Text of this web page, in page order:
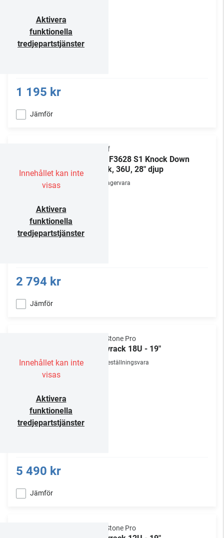
Aktivera
funktionella
tredjepartstjänster
1 195 kr
Jämför
Innehållet kan inte
visas
Aktivera
funktionella
tredjepartstjänster
Chief
NS1F3628 S1 Knock Down
Rack, 36U, 28" djup
Lagervara
2 794 kr
Jämför
Innehållet kan inte
visas
Aktivera
funktionella
tredjepartstjänster
NorStone Pro
Golvrack 18U - 19"
Beställningsvara
5 490 kr
Jämför
NorStone Pro